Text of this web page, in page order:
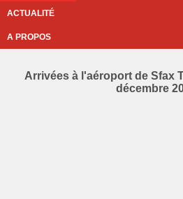
ACTUALITÉ
A PROPOS
Arrivées à l'aéroport de Sfax
décembre